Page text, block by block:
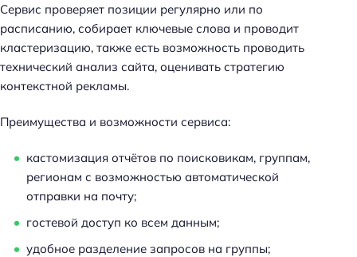
Сервис проверяет позиции регулярно или по
расписанию, собирает ключевые слова и проводит
кластеризацию, также есть возможность проводить
технический анализ сайта, оценивать стратегию
контекстной рекламы.
Преимущества и возможности сервиса:
кастомизация отчётов по поисковикам, группам,
регионам с возможностью автоматической
отправки на почту;
гостевой доступ ко всем данным;
удобное разделение запросов на группы;